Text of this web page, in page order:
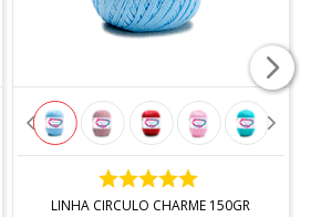
COMPRAR
LINHA CIRCULO CHARME 150GR